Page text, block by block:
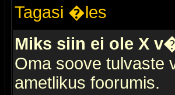
Tagasi �les
Miks siin ei ole X
Oma soove tulvaste
ametlikus foorumis.